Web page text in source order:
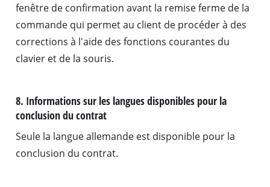
fenêtre de confirmation avant la remise ferme de la
commande qui permet au client de procéder à des
corrections à l'aide des fonctions courantes du
clavier et de la souris.
8. Informations sur les langues disponibles pour la
conclusion du contrat
Seule la langue allemande est disponible pour la
conclusion du contrat.